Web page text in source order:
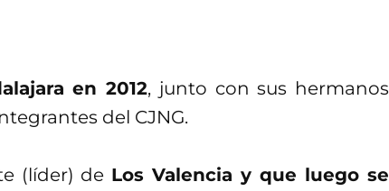
en 2012, junto con sus hermanos
del CJNG.
(líder) de Los Valencia y que luego se